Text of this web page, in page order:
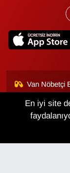
Van Nöbetçi
Van Namaz
Puan
En iyi site